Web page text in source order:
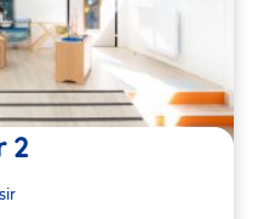
2